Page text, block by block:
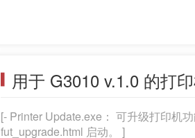
用于 G3010 v.1.0 的打
[- Printer Update.exe： 可升级打印机
fut_upgrade.html 启动。 ]